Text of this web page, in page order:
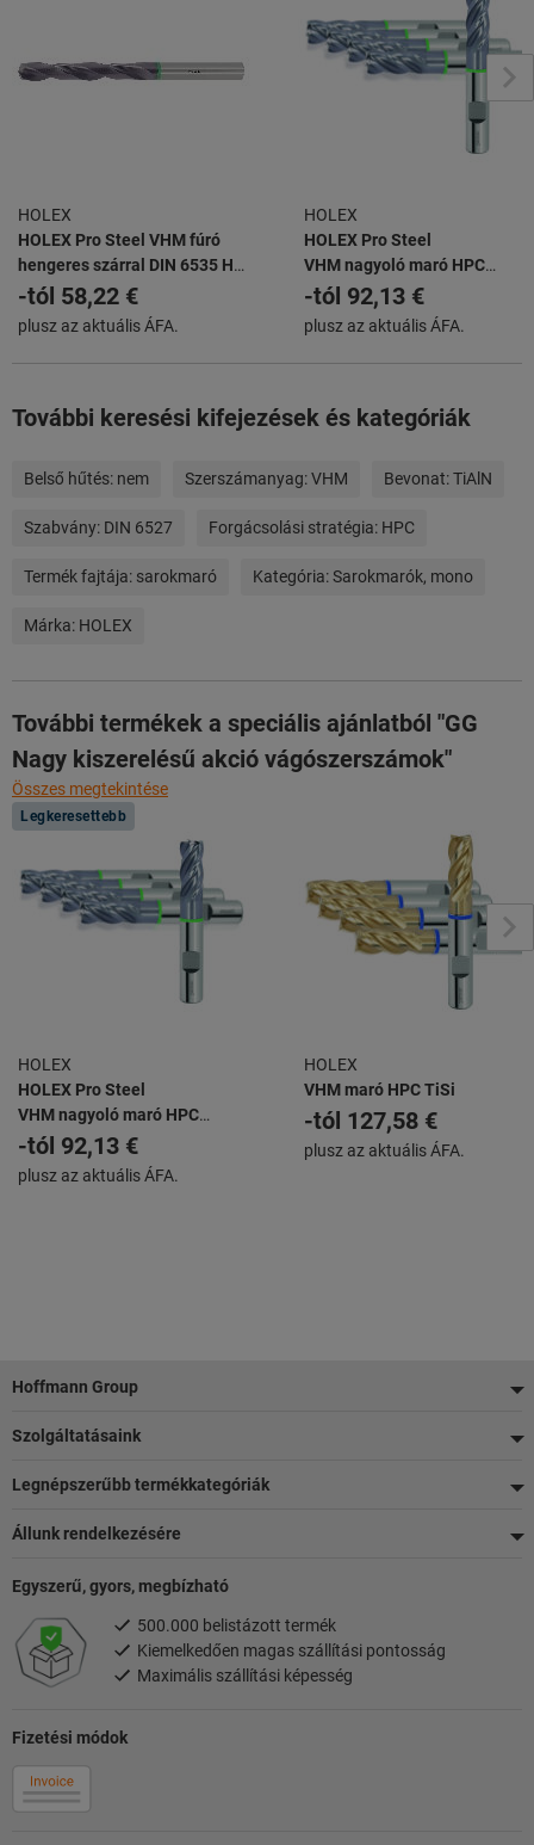
HOLEX
HOLEX Pro Steel VHM fúró
hengeres szárral DIN 6535 HA
TiAlN
-tól 58,22 €
plusz az aktuális ÁFA.
HOLEX
HOLEX Pro Steel
VHM nagyoló maró HPC
TiAlN
-tól 92,13 €
plusz az aktuális ÁFA.
További keresési kifejezések és kategóriák
Belső hűtés: nem Szerszámanyag:VHM Bevonat:TiAlN
Szabvány: DIN 6527 Forgácsolási stratégia: HPC
Termék fajtája: sarokmaró Kategória:Sarokmarók, mono
Márka: HOLEX
További termékek a speciális ajánlatból "GG
Nagy kiszerelésű akció vágószerszámok"
Összes megtekintése
Legkeresettebb
HOLEX
HOLEX Pro Steel
VHM nagyoló maró HPC
TiAlN
-tól 92,13 €
plusz az aktuális ÁFA.
HOLEX
VHM maró HPC TiSi
-tól 127,58 €
plusz az aktuális ÁFA.
Lábléc
Hoffmann Group
Szolgáltatásaink
Legnépszerűbb termékkategóriák
Állunk rendelkezésére
Fizetési módok
Egyszerű, gyors, megbízható
500.000 belistázott termék
Kiemelkedően magas szállítási pontosság
Maximális szállítási képesség